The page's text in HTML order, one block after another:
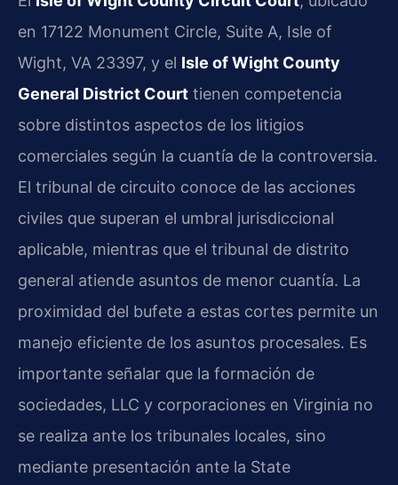
en 17122 Monument Circle, Suite A, Isle of
Wight, VA 23397, y el Isle of Wight County
General District Court tienen competencia
sobre distintos aspectos de los litigios
comerciales según la cuantía de la controversia.
El tribunal de circuito conoce de las acciones
civiles que superan el umbral jurisdiccional
aplicable, mientras que el tribunal de distrito
general atiende asuntos de menor cuantía. La
proximidad del bufete a estas cortes permite un
manejo eficiente de los asuntos procesales. Es
importante señalar que la formación de
sociedades, LLC y corporaciones en Virginia no
se realiza ante los tribunales locales, sino
mediante presentación ante la State